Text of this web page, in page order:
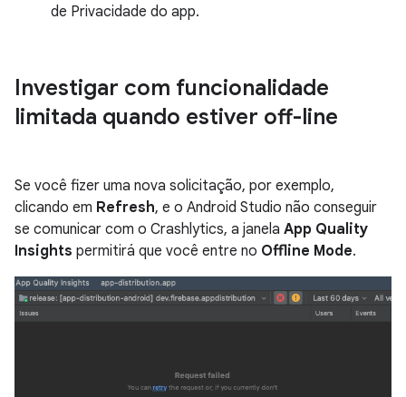
de Privacidade do app.
Investigar com funcionalidade
limitada quando estiver off-line
Se você fizer uma nova solicitação, por exemplo,
clicando em Refresh, e o Android Studio não conseguir
se comunicar com o Crashlytics, a janela App Quality
Insights permitirá que você entre no Offline Mode.